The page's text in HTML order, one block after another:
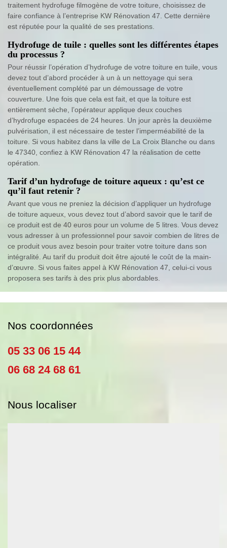
traitement hydrofuge filmogène de votre toiture, choisissez de
faire confiance à l’entreprise KW Rénovation 47. Cette dernière
est réputée pour la qualité de ses prestations.
Hydrofuge de tuile : quelles sont les différentes étapes
du processus ?
Pour réussir l’opération d’hydrofuge de votre toiture en tuile, vous
devez tout d’abord procéder à un à un nettoyage qui sera
éventuellement complété par un démoussage de votre
couverture. Une fois que cela est fait, et que la toiture est
entièrement sèche, l’opérateur applique deux couches
d’hydrofuge espacées de 24 heures. Un jour après la deuxième
pulvérisation, il est nécessaire de tester l’imperméabilité de la
toiture. Si vous habitez dans la ville de La Croix Blanche ou dans
le 47340, confiez à KW Rénovation 47 la réalisation de cette
opération.
Tarif d’un hydrofuge de toiture aqueux : qu’est ce
qu’il faut retenir ?
Avant que vous ne preniez la décision d’appliquer un hydrofuge
de toiture aqueux, vous devez tout d’abord savoir que le tarif de
ce produit est de 40 euros pour un volume de 5 litres. Vous devez
vous adresser à un professionnel pour savoir combien de litres de
ce produit vous avez besoin pour traiter votre toiture dans son
intégralité. Au tarif du produit doit être ajouté le coût de la main-
d’œuvre. Si vous faites appel à KW Rénovation 47, celui-ci vous
proposera ses tarifs à des prix plus abordables.
Nos coordonnées
05 33 06 15 44
06 68 24 68 61
Nous localiser